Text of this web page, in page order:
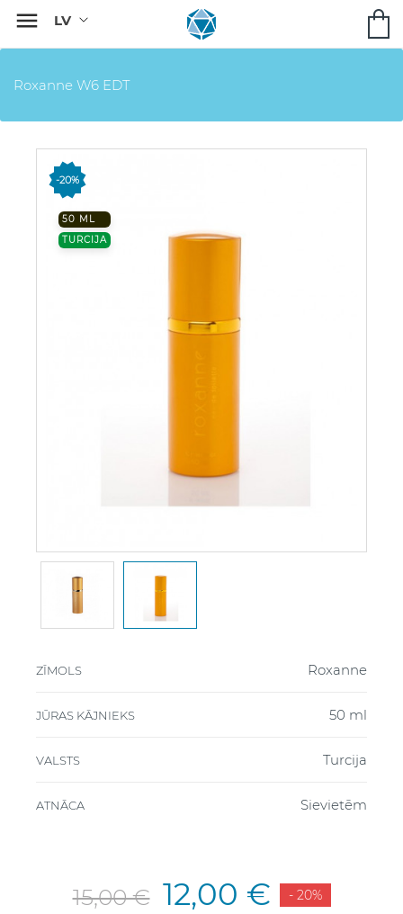

Roxanne W6 EDT
-20%
50 ML
TURCIJA
ZĪMOLS Roxanne
JŪRAS KĀJNIEKS 50 ml
VALSTS Turcija
ATNĀCA Sievietēm
15,00 € 12,00 € - 20%